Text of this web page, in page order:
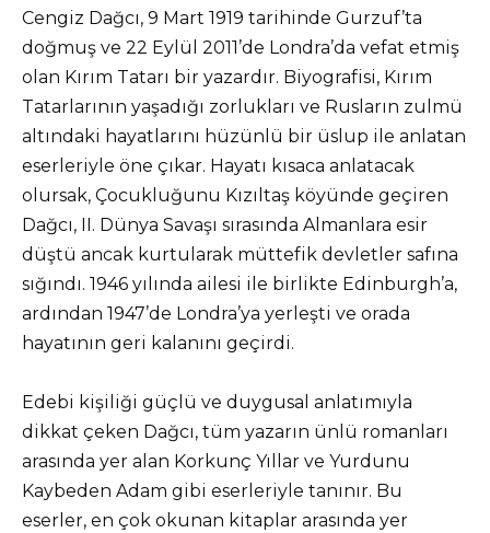
Cengiz Dağcı, 9 Mart 1919 tarihinde Gurzuf’ta
doğmuş ve 22 Eylül 2011’de Londra’da vefat etmiş
olan Kırım Tatarı bir yazardır. Biyografisi, Kırım
Tatarlarının yaşadığı zorlukları ve Rusların zulmü
altındaki hayatlarını hüzünlü bir üslup ile anlatan
eserleriyle öne çıkar. Hayatı kısaca anlatacak
olursak, Çocukluğunu Kızıltaş köyünde geçiren
Dağcı, II. Dünya Savaşı sırasında Almanlara esir
düştü ancak kurtularak müttefik devletler safına
sığındı. 1946 yılında ailesi ile birlikte Edinburgh’a,
ardından 1947’de Londra’ya yerleşti ve orada
hayatının geri kalanını geçirdi.
Edebi kişiliği güçlü ve duygusal anlatımıyla
dikkat çeken Dağcı, tüm yazarın ünlü romanları
arasında yer alan Korkunç Yıllar ve Yurdunu
Kaybeden Adam gibi eserleriyle tanınır. Bu
eserler, en çok okunan kitaplar arasında yer